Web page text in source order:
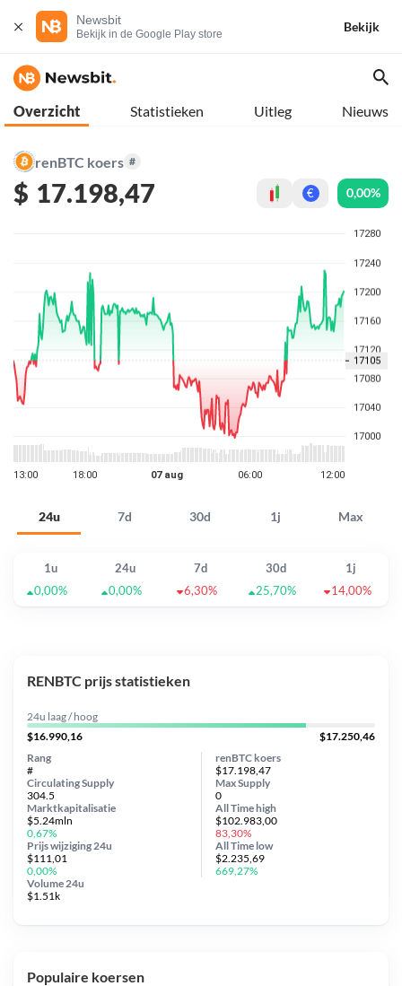
Newsbit
Bekijk in de Google Play store
Bekijk
Overzicht Statistieken Uitleg Nieuws
renBTC koers #
$ 17.198,47 € 0,00%
24u 7d 30d 1j Max
1u 24u 7d 30d
1j
0,00%
0,00% 6,30% 25,70% 14,00%
RENBTC prijs statistieken
24u laag / hoog
$16.990,16
$17.250,46
renBTC koers
$17.198,47
Circulating Supply
304.5
Prijs wijziging 24u
$111,01
0,00%
Max Supply
0
Marktkapitalisatie
$5.24mln
0,67%
Volume 24u
$1.51k
Rang
#
All Timehigh
$102.983,00
83,30%
All Time low
$2.235,69
669,27%
Populaire koersen